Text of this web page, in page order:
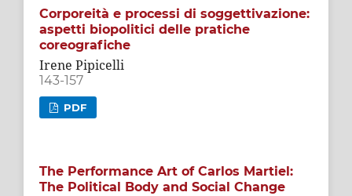
Corporeità e processi di soggettivazione:
aspetti biopolitici delle pratiche
coreografiche
Irene Pipicelli
143-157
PDF
The Performance Art of Carlos Martiel:
The Political Body and Social Change